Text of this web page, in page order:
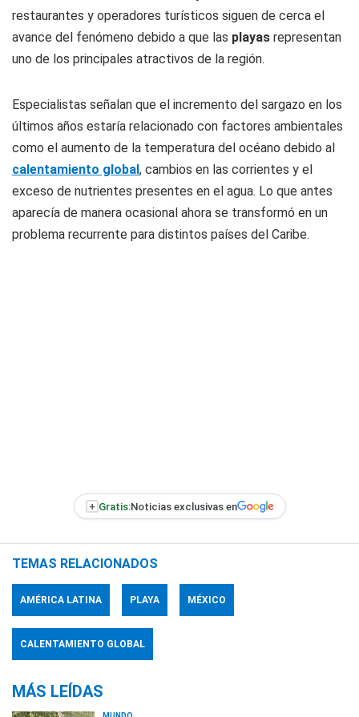
restaurantes y operadores turísticos siguen de cerca el
avance del fenómeno debido a que las playas representan
uno de los principales atractivos de la región.
Especialistas señalan que el incremento del sargazo en los
últimos años estaría relacionado con factores ambientales
como el aumento de la temperatura del océano debido al
calentamiento global, cambios en las corrientes y el
exceso de nutrientes presentes en el agua. Lo que antes
aparecía de manera ocasional ahora se transformó en un
problema recurrente para distintos países del Caribe.
+ Gratis:Noticias exclusivas en
TEMAS RELACIONADOS
AMÉRICA LATINA PLAYA MÉXICO
CALENTAMIENTO GLOBAL
MÁS LEÍDAS